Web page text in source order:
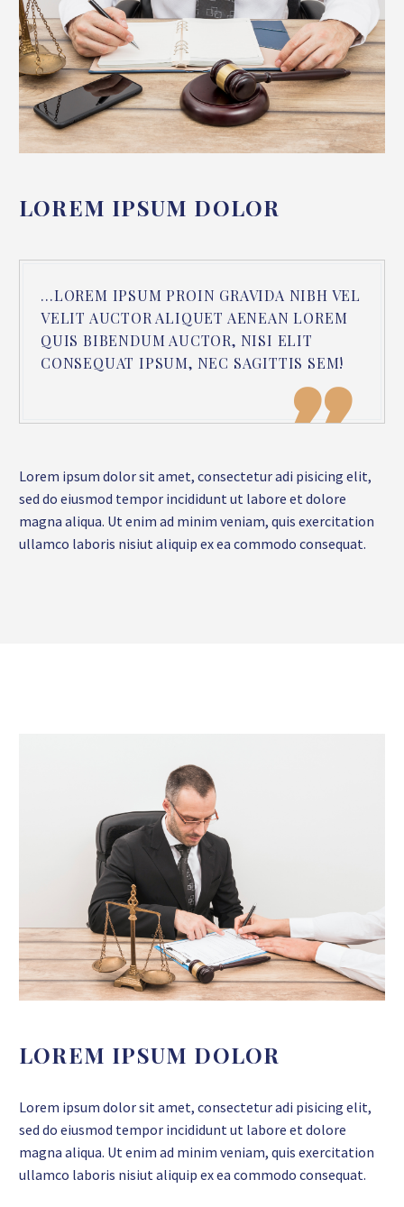
LOREM IPSUM DOLOR
…LOREM IPSUM PROIN GRAVIDA NIBH VEL
VELIT AUCTOR ALIQUET AENEAN LOREM
QUIS BIBENDUM AUCTOR, NISI ELIT
CONSEQUAT IPSUM, NEC SAGITTIS SEM!

Lorem ipsum dolor sit amet, consectetur adi pisicing elit,
sed do eiusmod tempor incididunt ut labore et dolore
magna aliqua. Ut enim ad minim veniam, quis exercitation
ullamco laboris nisiut aliquip ex ea commodo consequat.
LOREM IPSUM DOLOR
Lorem ipsum dolor sit amet, consectetur adi pisicing elit,
sed do eiusmod tempor incididunt ut labore et dolore
magna aliqua. Ut enim ad minim veniam, quis exercitation
ullamco laboris nisiut aliquip ex ea commodo consequat.